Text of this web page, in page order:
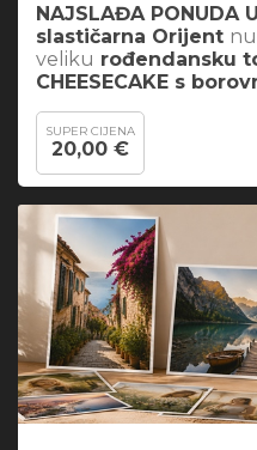
NAJSLAĐA PONUDA
slastičarna Orijent
veliku rođendansku
CHEESECAKE s
SUPER CIJENA
20,00 €